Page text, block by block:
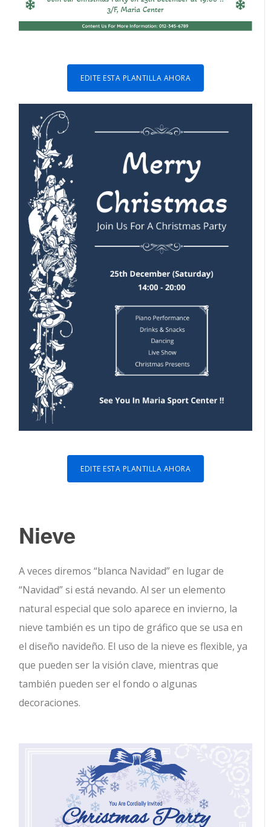
EDITE ESTA PLANTILLA AHORA
EDITE ESTA PLANTILLA AHORA
Nieve
A veces diremos “blanca Navidad” en lugar de
“Navidad” si está nevando. Al ser un elemento
natural especial que solo aparece en invierno, la
nieve también es un tipo de gráfico que se usa en
el diseño navideño. El uso de la nieve es flexible, ya
que pueden ser la visión clave, mientras que
también pueden ser el fondo o algunas
decoraciones.